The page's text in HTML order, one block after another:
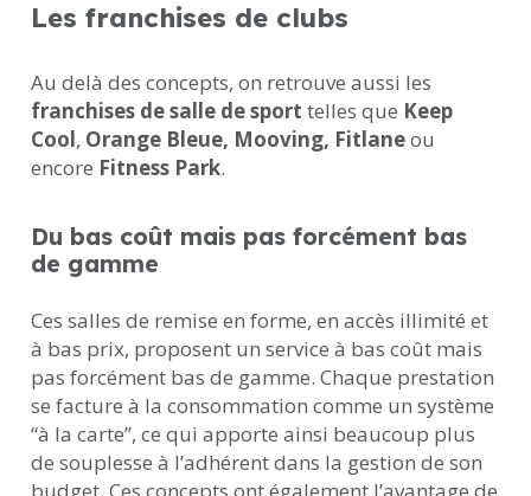
Les franchises de clubs
Au delà des concepts, on retrouve aussi les
franchises de salle de sport telles que Keep
Cool, Orange Bleue, Mooving, Fitlaneou
encore Fitness Park.
Du bas coût mais pas forcément bas
de gamme
Ces salles de remise en forme, en accès illimité et
à bas prix, proposent un service à bas coût mais
pas forcément bas de gamme. Chaque prestation
se facture à la consommation comme un système
“à la carte”, ce qui apporte ainsi beaucoup plus
de souplesse à l’adhérent dans la gestion de son